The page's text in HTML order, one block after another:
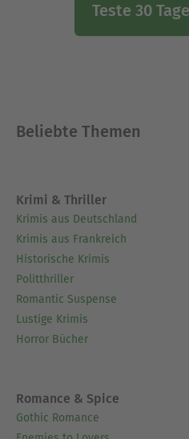
Teste 30
Beliebte Themen
Krimi & Thriller
Krimis aus Deutschland
Krimis aus Frankreich
Historische Krimis
Politthriller
Romantic Suspense
Lustige Krimis
Horror Bücher
Romance & Spice
Gothic Romance